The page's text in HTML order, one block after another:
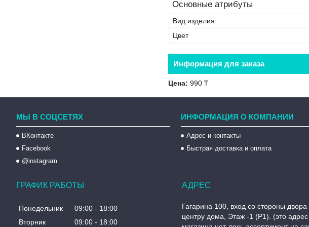
Основные атрибуты
Вид изделия
Цвет
Информация для заказа
Цена: 990 ₸
МЫ В СОЦСЕТЯХ
ВКонтакте
Facebook
@instagram
ИНФОРМАЦИЯ О КОМПАНИИ
Адрес и контакты
Быстрая доставка и оплата
ГРАФИК РАБОТЫ
Понедельник 09:00
18:00
Вторник
09:00 18:00
Гагарина 100, вход со стороны двора
центру дома, Этаж -1 (P1). (это адрес